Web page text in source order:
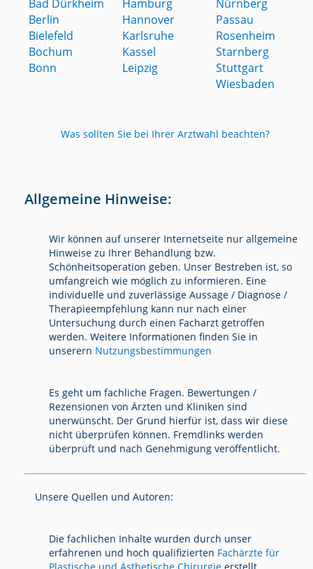
Bad Dürkheim
Berlin
Bielefeld
Bochum
Bonn
Hamburg
Hannover
Karlsruhe
Kassel
Leipzig
Nürnberg
Passau
Rosenheim
Starnberg
Stuttgart
Wiesbaden
Was sollten Sie bei Ihrer Arztwahl beachten?
Allgemeine Hinweise:
Wir können auf unserer Internetseite nur allgemeine
Hinweise zu Ihrer Behandlung bzw.
Schönheitsoperation geben. Unser Bestreben ist, so
umfangreich wie möglich zu informieren. Eine
individuelle und zuverlässige Aussage / Diagnose /
Therapieempfehlung kann nur nach einer
Untersuchung durch einen Facharzt getroffen
werden. Weitere Informationen finden Sie in
unserern Nutzungsbestimmungen
Es geht um fachliche Fragen. Bewertungen /
Rezensionen von Ärzten und Kliniken sind
unerwünscht. Der Grund hierfür ist, dass wir diese
nicht überprüfen können. Fremdlinks werden
überprüft und nach Genehmigung veröffentlicht.
Unsere Quellen und Autoren:
Die fachlichen Inhalte wurden durch unser
erfahrenen und hoch qualifizierten Fachärzte für